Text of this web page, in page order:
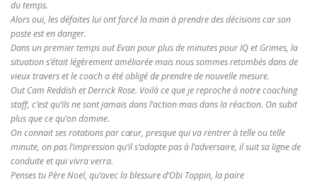
du temps.
Alors oui, les défaites lui ont forcé la main à prendre des décisions car son
poste est en danger.
Dans un premier temps out Evan pour plus de minutes pour IQ et Grimes, la
situation s’était légèrement améliorée mais nous sommes retombés dans de
vieux travers et le coach a été obligé de prendre de nouvelle mesure.
Out Cam Reddish et Derrick Rose. Voilà ce que je reproche à notre coaching
staff, c’est qu’ils ne sont jamais dans l’action mais dans la réaction. On subit
plus que ce qu’on domine.
On connait ses rotations par cœur, presque qui va rentrer à telle ou telle
minute, on pas l’impression qu’il s’adapte pas à l’adversaire, il suit sa ligne de
conduite et qui vivra verra.
Penses tu Père Noel, qu’avec la blessure d’Obi Toppin, la paire